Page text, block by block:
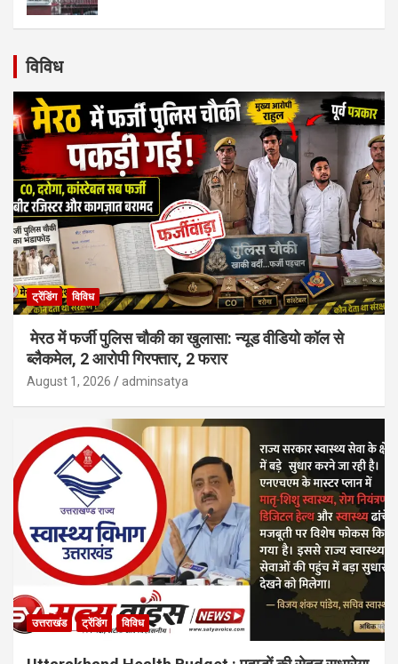
विविध
ट्रेंडिंग विविध
मेरठ में फर्जी पुलिस चौकी का खुलासा: न्यूड वीडियो कॉल से
ब्लैकमेल, 2 आरोपी गिरफ्तार, 2 फरार
August 1, 2026 adminsatya
उत्तराखंड ट्रेंडिंग विविध